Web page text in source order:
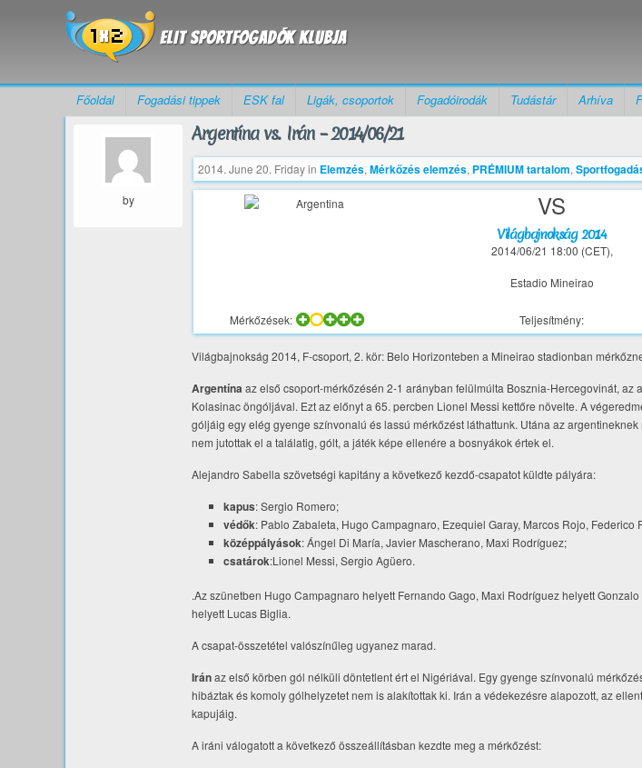
Főoldal Fogadási tippek ESK fal Ligák, csoportok Fogadóirodák Tudástár Arhíva
by
Argentína vs. Irán – 2014/06/21
2014. June 20. Fridayin Elemzés, Mérkőzés elemzés, PRÉMIUM tartalom,
VS
Világbajnokság 2014
2014/06/21 18:00 (CET),
Estadio Mineirao
Mérkőzések: Teljesítmény:
Világbajnokság 2014, F-csoport, 2. kör: Belo Horizonteben a Mineirao stadionban
Argentínaaz első csoport-mérkőzésén 2-1 arányban felülmúlta Bosznia-Hercegovinát, az
Kolasinac öngóljával. Ezt az előnyt a 65. percben Lionel Messi kettőre növelte. A
góljáig egy elég gyenge színvonalú és lassú mérkőzést láthattunk. Utána az
nem jutottak el a találatig, gólt, a játék képe ellenére a bosnyákok értek el.
Alejandro Sabella szövetségi kapitány a következő kezdő-csapatot küldte pályára:
kapus: Sergio Romero;
védők: Pablo Zabaleta, Hugo Campagnaro, Ezequiel Garay, Marcos Rojo, Federico
középpályások: Ángel Di María, Javier Mascherano, Maxi Rodríguez;
csatárok:Lionel Messi, Sergio Agüero.
.Az szünetben Hugo Campagnaro helyett Fernando Gago, Maxi Rodríguez helyett
helyett Lucas Biglia.
A csapat-összetétel valószínűleg ugyanez marad.
Iránaz első körben gól nélküli döntetlent ért el Nigériával. Egy gyenge színvonalú
hibáztak és komoly gólhelyzetet nem is alakítottak ki. Irán a védekezésre alapozott, az
kapujáig.
A iráni válogatott a következő összeállításban kezdte meg a mérkőzést: